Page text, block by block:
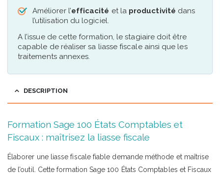
Améliorer l’efficacité et la productivité dans
l’utilisation du logiciel.
A l’issue de cette formation, le stagiaire doit être
capable de réaliser sa liasse fiscale ainsi que les
traitements annexes.
DESCRIPTION
Formation Sage 100 États Comptables et
Fiscaux : maîtrisez la liasse fiscale
Élaborer une liasse fiscale fiable demande méthode et maîtrise
de l’outil. Cette formation Sage 100 États Comptables et Fiscaux